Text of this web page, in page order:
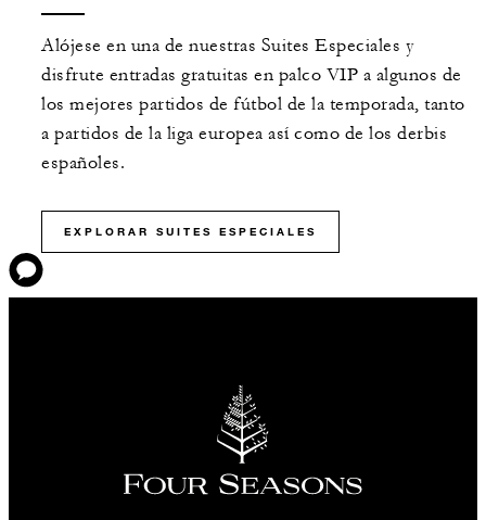
Alójese en una de nuestras Suites Especiales y
disfrute entradas gratuitas en palco VIP a algunos de
los mejores partidos de fútbol de la temporada, tanto
a partidos de la liga europea así como de los derbis
españoles.
EXPLORAR SUITES ESPECIALES